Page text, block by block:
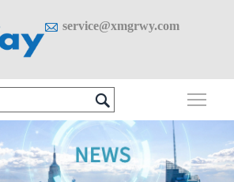
 service@xmgrwy.com
